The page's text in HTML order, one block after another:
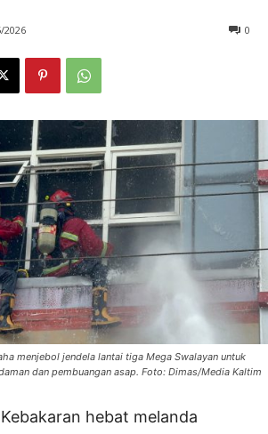
2026 0
menjebol jendela lantai tiga Mega Swalayan untuk
dan pembuangan asap. Foto: Dimas/Media Kaltim
hebat melanda